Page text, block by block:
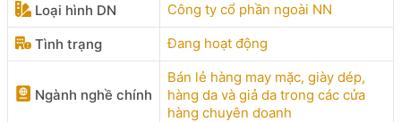
Loại hình DN
Công ty cổ phần ngoài NN
Tình trạng Đang hoạt động
Ngành nghề chính
Bán lẻ hàng may mặc, giày dép,
hàng da và giả da trong các cửa
hàng chuyên doanh